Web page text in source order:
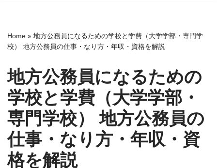
ッ
プ
Home » 地方公務員になるための学校と学費（大学学部・専門学
校） 地方公務員の仕事・なり方・年収・資格を解説
地方公務員になるための
学校と学費（大学学部・
専門学校） 地方公務員の
仕事・なり方・年収・資
格を解説